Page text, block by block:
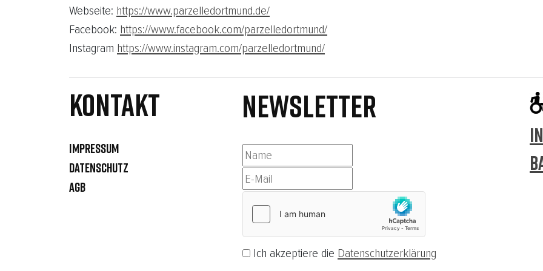
Webseite: https://www.parzelledortmund.de/
Facebook: https://www.facebook.com/parzelledortmund/
Instagram https://www.instagram.com/parzelledortmund/
Kontakt
IMPRESSUM
DATENSCHUTZ
AGB
NEWSLETTER
Ich akzeptiere die Datenschutzerklärung